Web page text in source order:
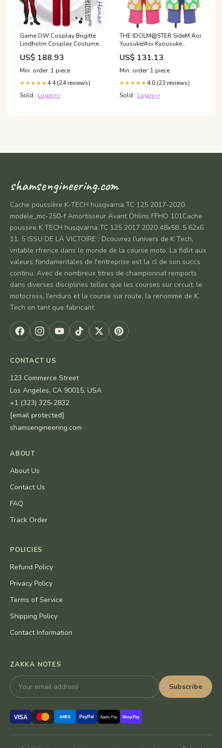
Game OW Cosplay Brigitte
Lindholm Cosplay Costume
Brigitte Work Uniforms
Christmas Costumes Full
Sets Shirt+Pants+Belt+Gloves
Size:M
US$ 188.93
Min. order: 1 piece
★★★★★ 4.4 (24 reviews)
Sold : Login>>
THE IDOLM@STER SideM Aoi
Yuusuke/Aoi Kyousuke
Cosplay Costume Carnaval
Halloween Christmas
Costume Size:S
US$ 131.13
Min. order: 1 piece
★★★★★ 4.0 (23 reviews)
Sold : Login>>
shamsengineering.com
Cache poussière K-TECH husqvarna TC 125 2017-2020
modele_mc-250-f Amortisseur Avant Öhlins FFHO 101Cache
poussire K TECH husqvarna TC 125 2017 2020 48x58. 5 62x6
11. 5 ISSU DE LA VICTOIRE : Dcouvrez l'univers de K Tech,
vritable rfrence dans le monde de la course moto. La fidlit aux
valeurs fondamentales de l'entreprise est la cl de son succs
continu. Avec de nombreux titres de championnat remports
dans diverses disciplines telles que les courses sur circuit, le
motocross, l'enduro et la course sur route, la renomme de K
Tech en tant que fabricant
CONTACT US
123 Commerce Street
Los Angeles, CA 90015, USA
+1 (323) 325-2832
[email protected]
shamsengineering.com
ABOUT
About Us
Contact Us
FAQ
Track Order
POLICIES
Refund Policy
Privacy Policy
Terms of Service
Shipping Policy
Contact Information
ZAKKA NOTES
Subscribe
VISA AMEX PayPal Apple Pay Shop Pay